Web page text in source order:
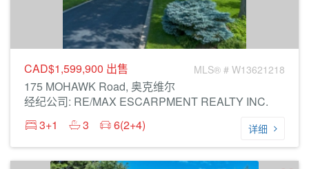
CAD$1,599,900 出售 MLS® # W13621218
175 MOHAWK Road, 奥克维尔
经纪公司: RE/MAX ESCARPMENT REALTY INC.
3+1
3 6(2+4) 详细